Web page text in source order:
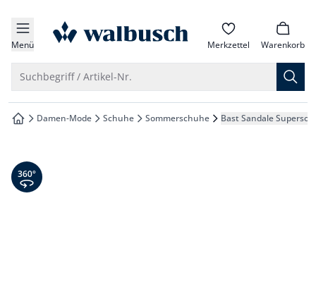
springen
springen
springen
springen
Menü zur Startseite Merkzettel Warenkorb
Suchbegriff / Artikel-Nr.
zur Startseite
Damen-Mode Schuhe Sommerschuhe Bast Sandale Supersoft
360° Ansicht